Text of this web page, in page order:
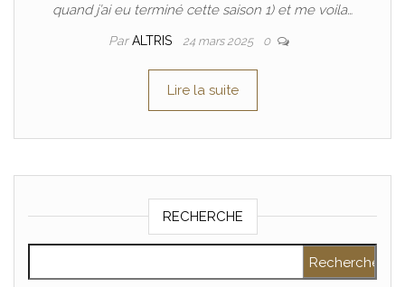
quand j’ai eu terminé cette saison 1) et me voila…
ParALTRIS 24 mars 2025 0
Lire la suite
RECHERCHE